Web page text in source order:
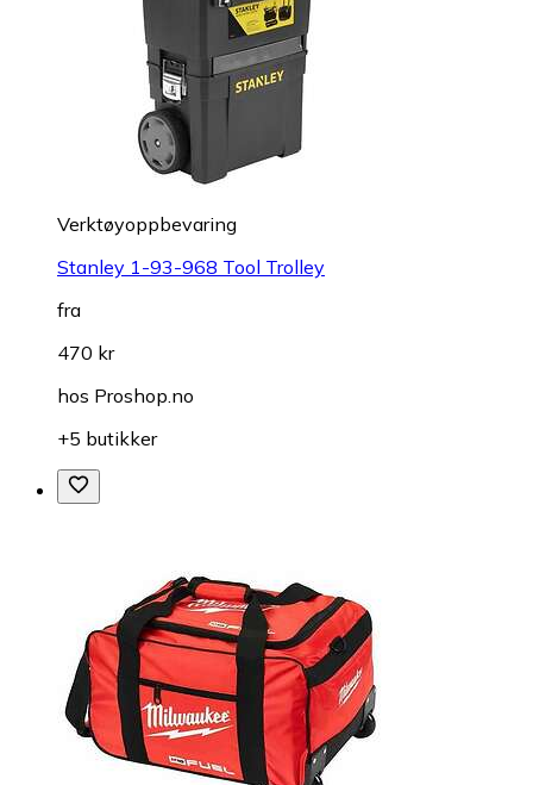
Verktøyoppbevaring
Stanley 1-93-968 Tool Trolley
fra
470 kr
hos Proshop.no
+5 butikker